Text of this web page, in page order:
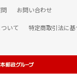
お問い合わせ
いて 特定商取引法に